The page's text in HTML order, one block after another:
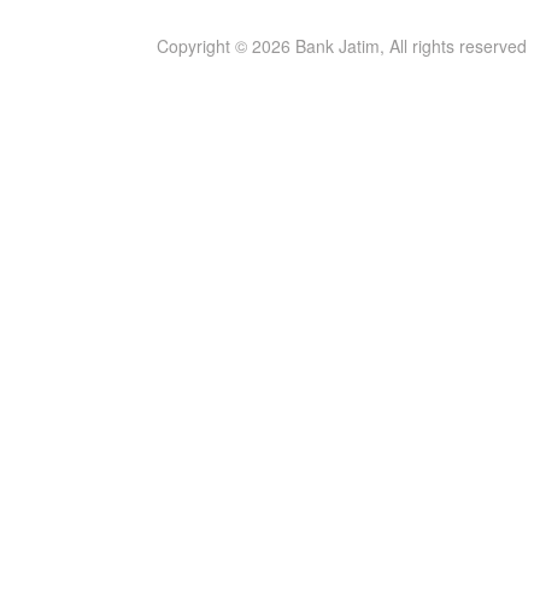
Copyright © 2026 Bank Jatim, All rights reserved